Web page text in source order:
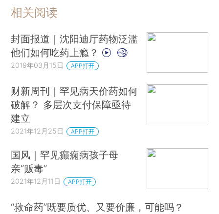
相关阅读
封面报道｜沈阳迪厅药物泛滥
他们如何吃药上瘾？
2019年03月15日 APP打开
财新周刊｜罕见病天价药如何
破解？ 多层次支付保障亟待
建立
2021年12月25日 APP打开
国风｜罕见癫痫病孩子母
亲“贩毒”
2021年12月11日 APP打开
“救命药”既要质优、又要价廉，可能吗？